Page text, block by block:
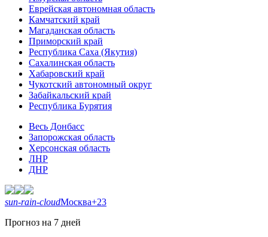
Еврейская автономная область
Камчатский край
Магаданская область
Приморский край
Республика Саха (Якутия)
Сахалинская область
Хабаровский край
Чукотский автономный округ
Забайкальский край
Республика Бурятия
Весь Донбасс
Запорожская область
Херсонская область
ЛНР
ДНР
sun-rain-cloudМосква+23
Прогноз на 7 дней